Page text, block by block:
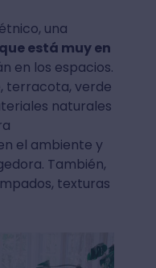
una
está muy en
en los espacios.
terracota, verde
naturales
el ambiente y
También,
texturas